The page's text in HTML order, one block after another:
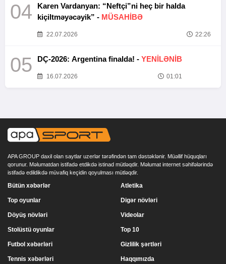
04
Karen Vardanyan: “Neftçi”ni heç bir halda
kiçiltməyəcəyik” - MÜSAHİBƏ
22.07.2026 22:26
05 DÇ-2026: Argentina finalda! - YENİLƏNİB
16.07.2026 01:01
APA GROUP daxil olan saytlar uzerlər tərəfindən tam dəstəklənir. Müəllif hüquqları
qorunur. Məlumatdan istifadə etdikdə istinad mütləqdir. Məlumat internet səhifələrində
istifadə edildikdə müvafiq keçidin qoyulması mütləqdir.
Bütün xəbərlər
Top oyunlar
Döyüş növləri
Stolüstü oyunlar
Atletika
Digər növləri
Videolar
Top 10
Futbol xəbərləri
Tennis xəbərləri
Gizlilik şərtləri
Haqqımızda